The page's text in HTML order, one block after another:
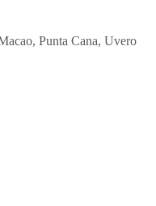
Punta Cana, Uvero